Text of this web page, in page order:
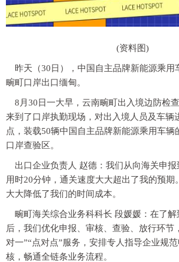
(资料图)
昨天（30日），中国自主品牌新能源乘用
畹町口岸出口缅甸。
8月30日一大早，云南畹町出入境边防检
来到了口岸执勤现场，对出入境人员及车辆
点，装载50辆中国自主品牌新能源乘用车辆
口岸查验区。
出口企业负责人 赵德：我们从向海关申
用时20分钟，通关速度大大超出了我的预期
大大降低了我们的时间成本。
畹町海关综合业务科科长 段媛媛：在了
后，我们优化申报、审核、查验、放行环节
对一”“点对点”服务，安排专人指导企业规
核，畅通全链条业务流程。